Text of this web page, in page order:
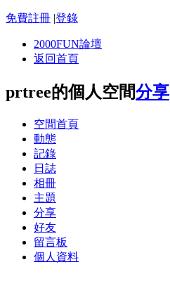
免費註冊 |登錄
2000FUN論壇
返回首頁
prtree的個人空間分享
空間首頁
動態
記錄
日誌
相冊
主題
分享
好友
留言板
個人資料